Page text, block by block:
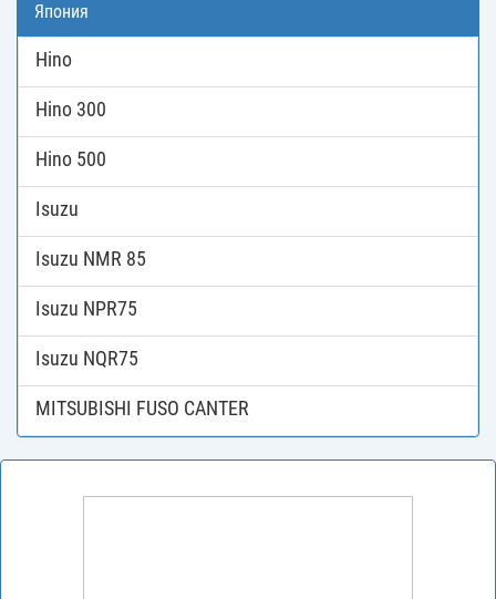
Япония
Hino
Hino 300
Hino 500
Isuzu
Isuzu NMR 85
Isuzu NPR75
Isuzu NQR75
MITSUBISHI FUSO CANTER